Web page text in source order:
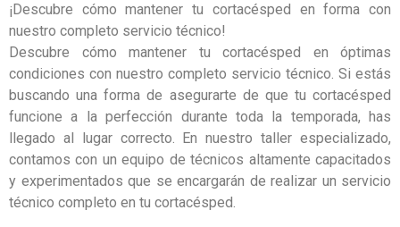
¡Descubre cómo mantener tu cortacésped en forma con
nuestro completo servicio técnico!
Descubre cómo mantener tu cortacésped en óptimas
condiciones con nuestro completo servicio técnico. Si estás
buscando una forma de asegurarte de que tu cortacésped
funcione a la perfección durante toda la temporada, has
llegado al lugar correcto. En nuestro taller especializado,
contamos con un equipo de técnicos altamente capacitados
y experimentados que se encargarán de realizar un servicio
técnico completo en tu cortacésped.